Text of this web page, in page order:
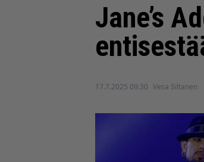
Jane’s
17.7.2025 09:30 Vesa Siltanen